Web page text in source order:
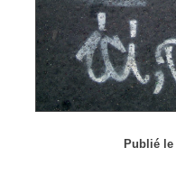
Publié le